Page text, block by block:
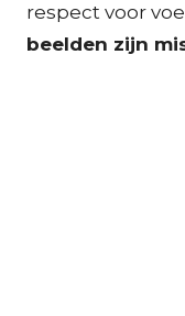
respect voor
beelden zijn